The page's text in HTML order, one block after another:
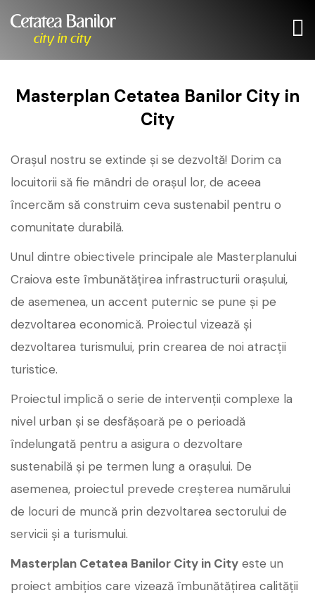
Masterplan Cetatea Banilor City in
City
Orașul nostru se extinde și se dezvoltă! Dorim ca
locuitorii să fie mândri de orașul lor, de aceea
încercăm să construim ceva sustenabil pentru o
comunitate durabilă.
Unul dintre obiectivele principale ale Masterplanului
Craiova este îmbunătățirea infrastructurii orașului,
de asemenea, un accent puternic se pune și pe
dezvoltarea economică. Proiectul vizează și
dezvoltarea turismului, prin crearea de noi atracții
turistice.
Proiectul implică o serie de intervenții complexe la
nivel urban și se desfășoară pe o perioadă
îndelungată pentru a asigura o dezvoltare
sustenabilă și pe termen lung a orașului. De
asemenea, proiectul prevede creșterea numărului
de locuri de muncă prin dezvoltarea sectorului de
servicii și a turismului.
Masterplan Cetatea Banilor City in City este un
proiect ambițios care vizează îmbunătățirea calității